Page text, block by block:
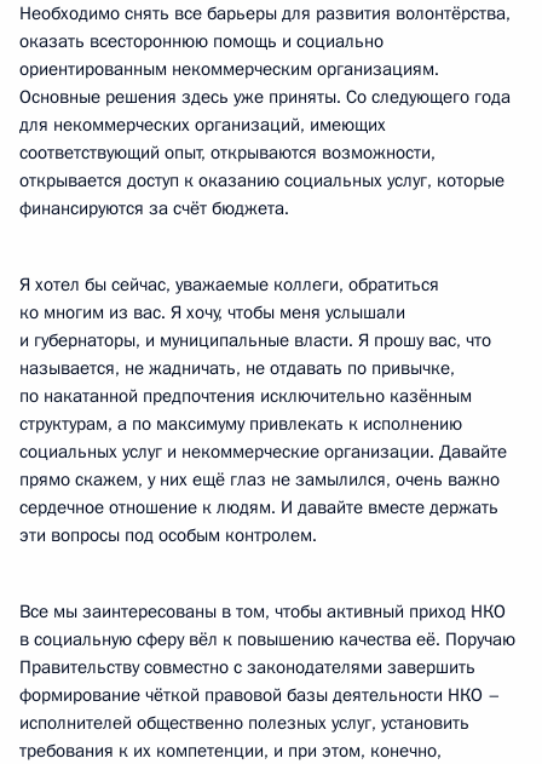
Необходимо снять все барьеры для развития волонтёрства,
оказать всестороннюю помощь и социально
ориентированным некоммерческим организациям.
Основные решения здесь уже приняты. Со следующего года
для некоммерческих организаций, имеющих
соответствующий опыт, открываются возможности,
открывается доступ к оказанию социальных услуг, которые
финансируются за счёт бюджета.
Я хотел бы сейчас, уважаемые коллеги, обратиться
ко многим из вас. Я хочу, чтобы меня услышали
и губернаторы, и муниципальные власти. Я прошу вас, что
называется, не жадничать, не отдавать по привычке,
по накатанной предпочтения исключительно казённым
структурам, а по максимуму привлекать к исполнению
социальных услуг и некоммерческие организации. Давайте
прямо скажем, у них ещё глаз не замылился, очень важно
сердечное отношение к людям. И давайте вместе держать
эти вопросы под особым контролем.
Все мы заинтересованы в том, чтобы активный приход НКО
в социальную сферу вёл к повышению качества её. Поручаю
Правительству совместно с законодателями завершить
формирование чёткой правовой базы деятельности НКО –
исполнителей общественно полезных услуг, установить
требования к их компетенции, и при этом, конечно,